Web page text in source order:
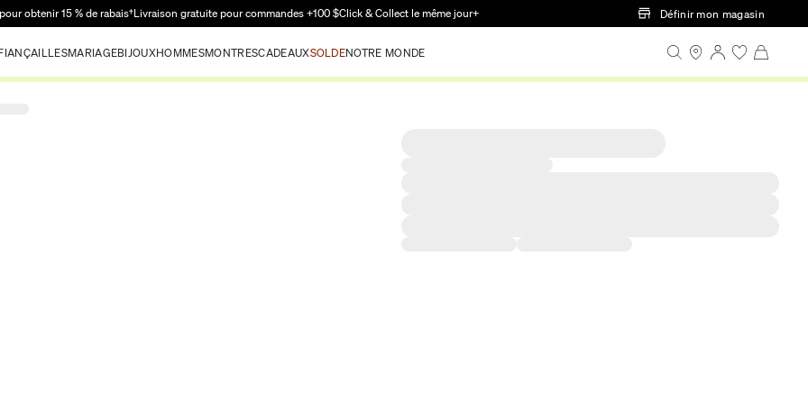
Passer au contenu principal
obtenir 15 % de rabais†Livraison gratuite pour commandes +100 $Click & Collect le même jour+ Définir mon magasin
MARIAGEBIJOUXHOMMESMONTRESCADEAUXSOLDENOTRE MONDE